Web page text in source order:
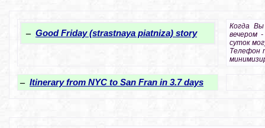
– Good Friday (strastnaya piatniza) story
Когда
вечером
суток
Телефон
– Itinerary from NYC to San Fran in 3.7 days